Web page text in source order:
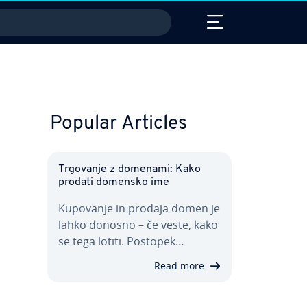
Popular Articles
Trgovanje z domenami: Kako
prodati domensko ime
Kupovanje in prodaja domen je
lahko donosno – če veste, kako
se tega lotiti. Postopek…
Read more